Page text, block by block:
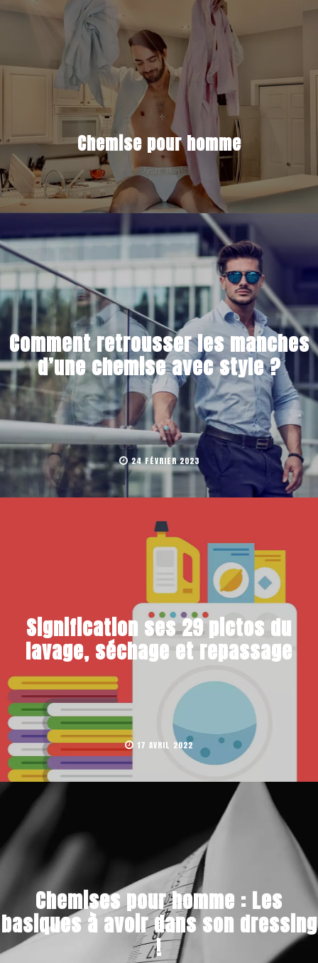
Chemise pour homme
Comment retrousser les manches
d’une chemise avec style ?
24 FÉVRIER 2023
Signification ses 29 pictos du
lavage, séchage et repassage
17 AVRIL 2022
Chemises pour homme : Les
basiques à avoir dans son dressing
!